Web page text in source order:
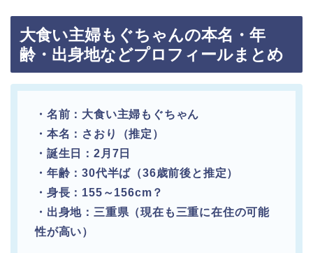
大食い主婦もぐちゃんの本名・年
齢・出身地などプロフィールまとめ
・名前：大食い主婦もぐちゃん
・本名：さおり（推定）
・誕生日：2月7日
・年齢：30代半ば（36歳前後と推定）
・身長：155～156cm？
・出身地：三重県（現在も三重に在住の可能
性が高い）